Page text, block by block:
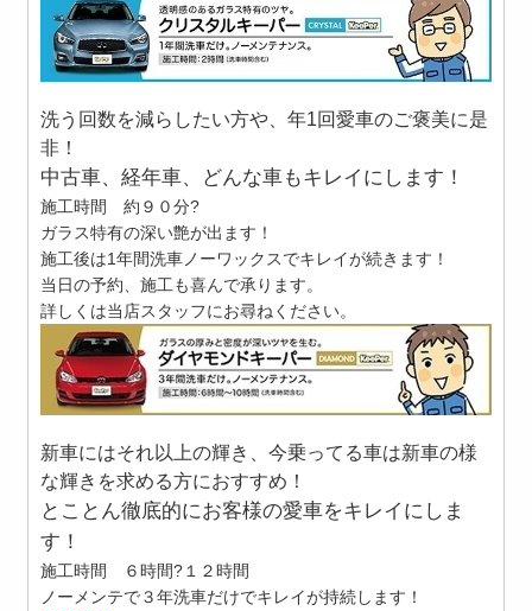
洗う回数を減らしたい方や、年1回愛車のご褒美に是
非！
中古車、経年車、どんな車もキレイにします！
施工時間 約９０分?
ガラス特有の深い艶が出ます！
施工後は1年間洗車ノーワックスでキレイが続きます！
当日の予約、施工も喜んで承ります。
詳しくは当店スタッフにお尋ねください。
新車にはそれ以上の輝き、今乗ってる車は新車の様
な輝きを求める方におすすめ！
とことん徹底的にお客様の愛車をキレイにしま
す！
施工時間 ６時間?１２時間
ノーメンテで３年洗車だけでキレイが持続します！